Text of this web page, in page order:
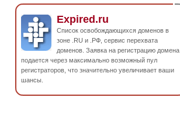
Expired.ru
Список освобождающихся доменов в
зоне .RU и .РФ, сервис перехвата
доменов. Заявка на регистрацию домена
подается через максимально возможный пул
регистраторов, что значительно увеличивает ваши
шансы.